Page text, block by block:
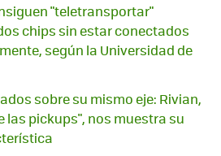
"teletransportar"
chips sin estar conectados
según la Universidad de
sobre su mismo eje: Rivian,
las pickups", nos muestra su